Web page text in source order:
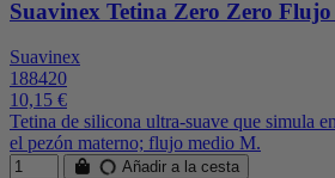
Suavinex Tetina Zero Zero
Suavinex
188420
10,15 €
Tetina de silicona ultra-suave que simula
el pezón materno; flujo medio M.
Añadir a la cesta